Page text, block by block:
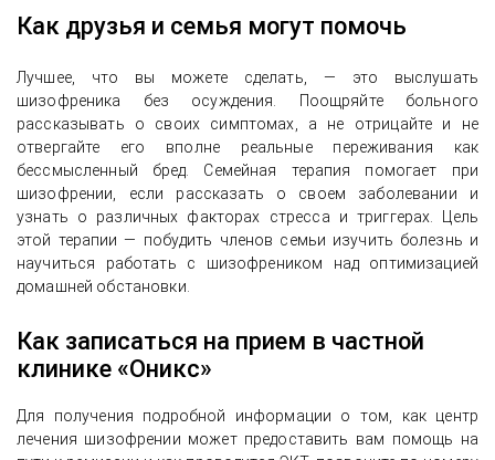
Как друзья и семья могут помочь
Лучшее, что вы можете сделать, — это выслушать
шизофреника без осуждения. Поощряйте больного
рассказывать о своих симптомах, а не отрицайте и не
отвергайте его вполне реальные переживания как
бессмысленный бред. Семейная терапия помогает при
шизофрении, если рассказать о своем заболевании и
узнать о различных факторах стресса и триггерах. Цель
этой терапии — побудить членов семьи изучить болезнь и
научиться работать с шизофреником над оптимизацией
домашней обстановки.
Как записаться на прием в частной
клинике «Оникс»
Для получения подробной информации о том, как центр
лечения шизофрении может предоставить вам помощь на